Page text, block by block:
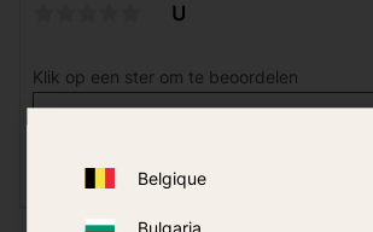
Belgique
U
Klik op een ster om te beoordelen